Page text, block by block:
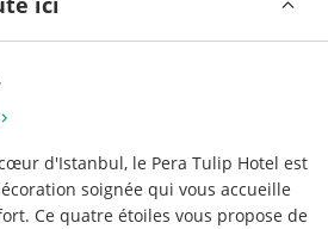
d'Istanbul, le Pera Tulip Hotel est
soignée qui vous accueille
Ce quatre étoiles vous propose de